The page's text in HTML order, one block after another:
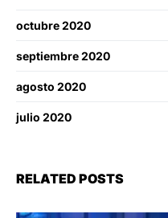
octubre 2020
septiembre 2020
agosto 2020
julio 2020
RELATED POSTS